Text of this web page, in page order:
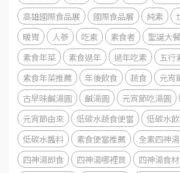
高雄國際食品展
國際食品展 純素
暖胃
人蔘 吃素 素食者 聖誕大餐
素食年菜
素食過年 過年吃素
五行
素食年菜推薦
年後飲食 蔬食
元宵
古早味鹹湯圓
鹹湯圓 元宵節吃湯圓
元宵節由來
低碳水蔬食便當 低碳水
低碳水醬料
素食便當推薦 全素四神湯
四神湯即食
四神湯哪裡買
四神湯食材